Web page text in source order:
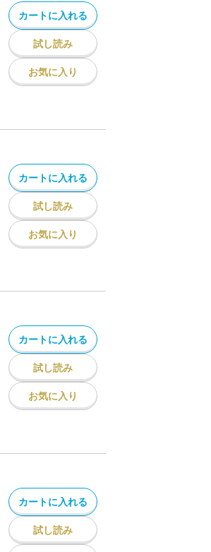
カートに入れる
試し読み
お気に入り
カートに入れる
試し読み
お気に入り
カートに入れる
試し読み
お気に入り
カートに入れる
試し読み